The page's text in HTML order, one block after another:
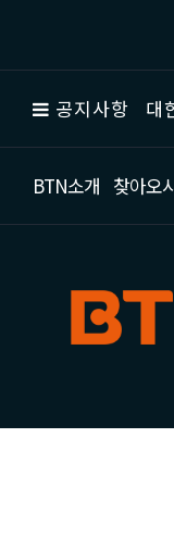
공지사항 대
BTN소개 찾아오